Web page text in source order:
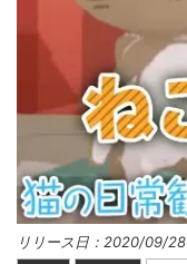
リリース日：2020/09/28